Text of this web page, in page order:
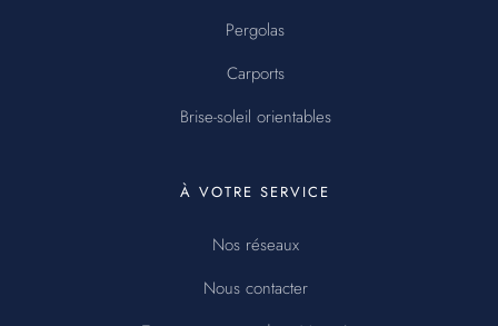
Pergolas
Carports
Brise-soleil orientables
À VOTRE SERVICE
Nos réseaux
Nous contacter